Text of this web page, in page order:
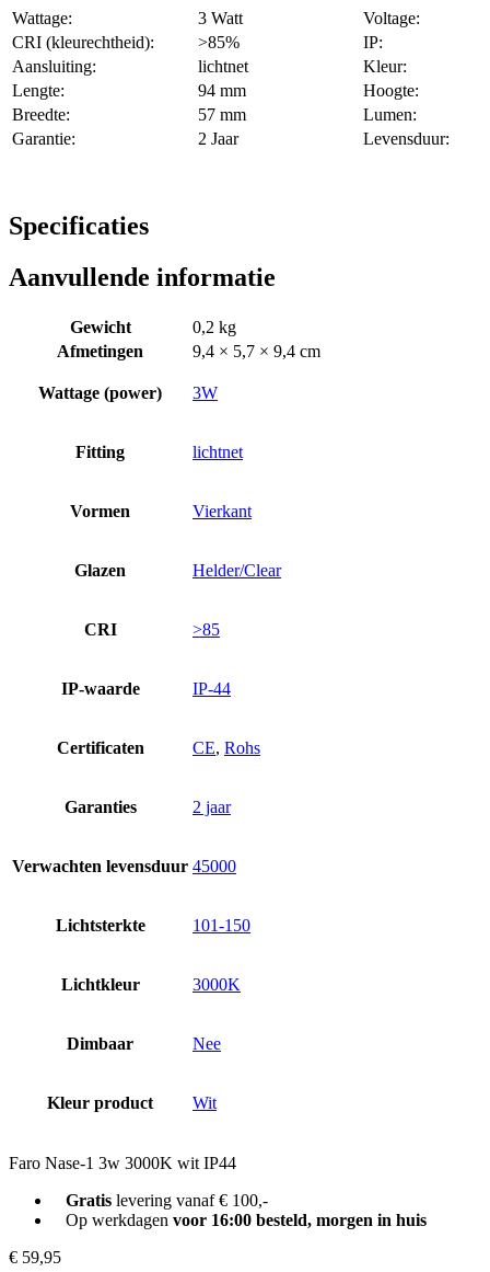
Wattage: 3 Watt
Voltage:
CRI (kleurechtheid):
>85%
IP:
Aansluiting:
lichtnet
Kleur:
Lengte:
94 mm
Hoogte:
Breedte:
57 mm
Lumen:
Garantie:
2 Jaar Levensduur:
Specificaties
Aanvullende informatie
Gewicht
0,2 kg
Afmetingen
9,4 × 5,7 × 9,4 cm
Wattage (power) 3W
Fitting lichtnet
Vormen Vierkant
Glazen Helder/Clear
CRI >85
IP-waarde IP-44
Certificaten CE, Rohs
Garanties 2 jaar
Verwachten levensduur 45000
Lichtsterkte 101-150
Lichtkleur 3000K
Dimbaar Nee
Kleur product Wit
Faro Nase-1 3w 3000K wit IP44
Gratislevering vanaf € 100,-
Op werkdagen voor 16:00 besteld, morgen in huis
€ 59,95